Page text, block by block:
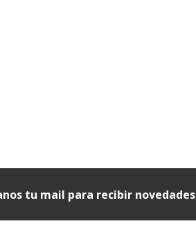
tu mail para recibir novedades